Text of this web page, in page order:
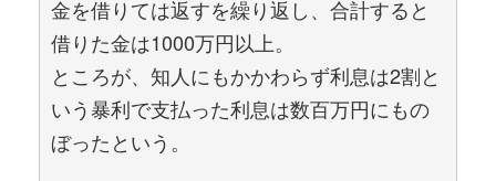
金を借りては返すを繰り返し、合計すると
借りた金は1000万円以上。
ところが、知人にもかかわらず利息は2割と
いう暴利で支払った利息は数百万円にもの
ぼったという。